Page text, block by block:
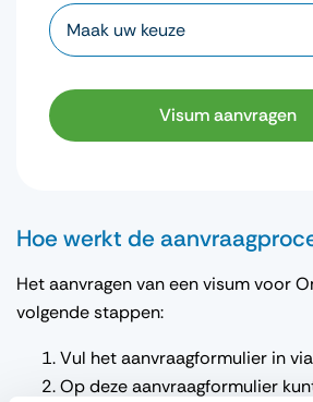
Visum aanvragen
Hoe werkt de
Het aanvragen van een visum voor
volgende stappen:
Vul het aanvraagformulier in via
Op deze aanvraagformulier